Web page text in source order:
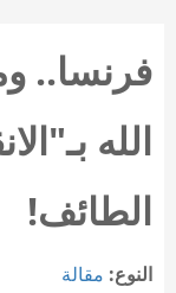
فرنسا..
الله
الطائف!
النوع: مقالة